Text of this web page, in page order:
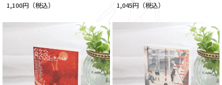
1,100円 1,045円